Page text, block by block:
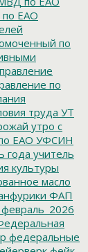
ЕАО
по
по
труда УТ
утро с
ЕАО УФСИН
года учитель
культуры
масло
ФАП
февраль_2026
федеральные